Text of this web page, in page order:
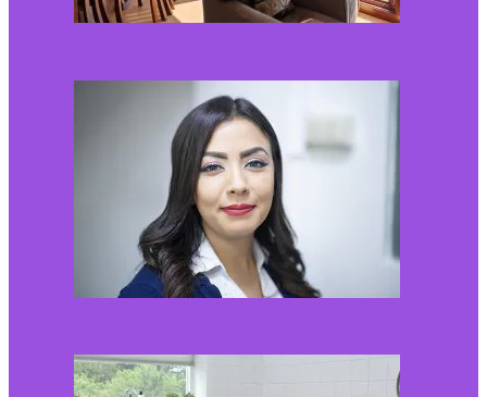
Kaip miegamojo
atmosfera veikia odos
senėjimą?
2026-06-01